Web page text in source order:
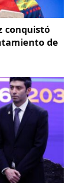
conquistó
de